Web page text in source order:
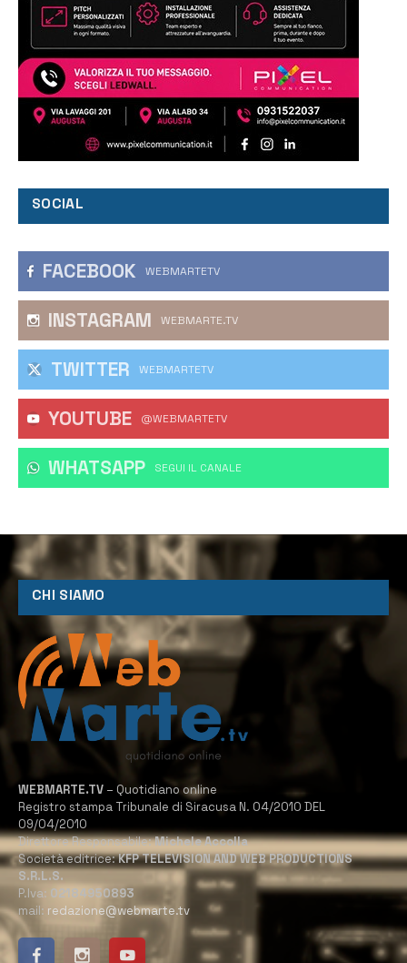
SOCIAL
FACEBOOK WEBMARTETV
INSTAGRAM WEBMARTE.TV
TWITTER WEBMARTETV
YOUTUBE @WEBMARTETV
WHATSAPP ‎SEGUI IL CANALE
CHI SIAMO
WEBMARTE.TV – Quotidiano online
Registro stampa Tribunale di Siracusa N. 04/2010 DEL
09/04/2010
Direttore Responsabile:Michele Accolla
Società editrice:KFP TELEVISION AND WEB PRODUCTIONS
S.R.L.S.
P.Iva: 02184950893
mail: redazione@webmarte.tv